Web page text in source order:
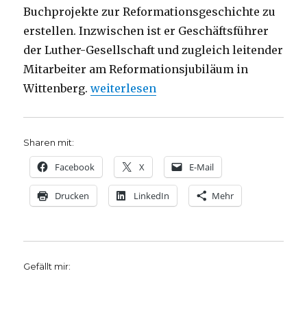
Buchprojekte zur Reformationsgeschichte zu
erstellen. Inzwischen ist er Geschäftsführer
der Luther-Gesellschaft und zugleich leitender
Mitarbeiter am Reformationsjubiläum in
Wittenberg.„Reformation in Bild und Text,
weiterlesen
Sharen mit:
Facebook X E-Mail
Drucken LinkedIn Mehr
Gefällt mir: